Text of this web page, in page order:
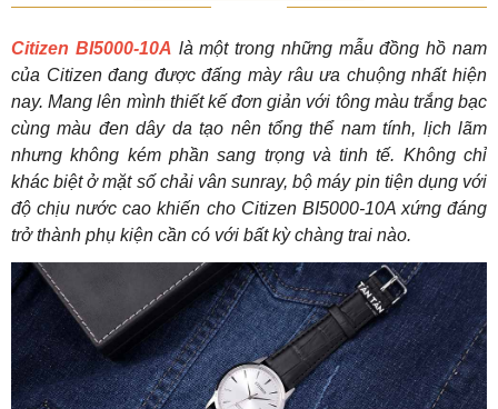
Citizen BI5000-10A là một trong những mẫu đồng hồ nam
của Citizen đang được đấng mày râu ưa chuộng nhất hiện
nay. Mang lên mình thiết kế đơn giản với tông màu trắng bạc
cùng màu đen dây da tạo nên tổng thể nam tính, lịch lãm
nhưng không kém phần sang trọng và tinh tế. Không chỉ
khác biệt ở mặt số chải vân sunray, bộ máy pin tiện dụng với
độ chịu nước cao khiến cho Citizen BI5000-10A xứng đáng
trở thành phụ kiện cần có với bất kỳ chàng trai nào.